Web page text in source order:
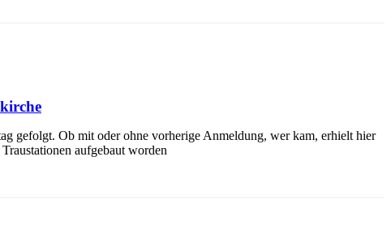
gefolgt. Ob mit oder ohne vorherige Anmeldung, wer kam, erhielt hier
aufgebaut worden